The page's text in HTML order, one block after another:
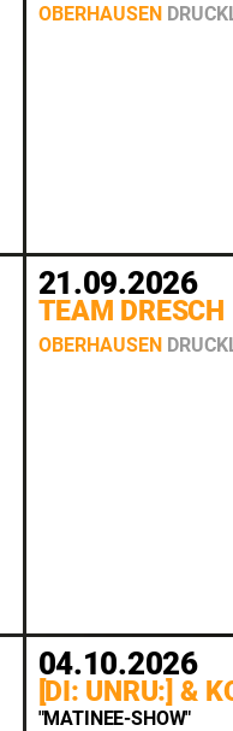
OBERHAUSEN
21.09.2026
TEAM DRESCH
OBERHAUSEN
04.10.2026
[DI: UNRU:] &
"MATINEE-SHOW"